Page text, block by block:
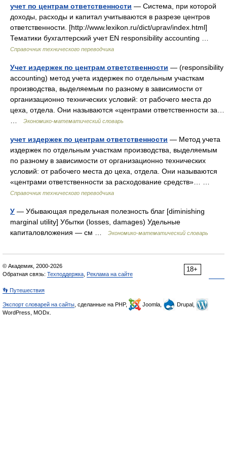
учет по центрам ответственности — Система, при которой
доходы, расходы и капитал учитываются в разрезе центров
ответственности. [http://www.lexikon.ru/dict/uprav/index.html]
Тематики бухгалтерский учет EN responsibility accounting …
Справочник технического переводчика
Учет издержек по центрам ответственности — (responsibility
accounting) метод учета издержек по отдельным участкам
производства, выделяемым по разному в зависимости от
организационно технических условий: от рабочего места до
цеха, отдела. Они называются «центрами ответственности за…
Экономико-математический словарь
учет издержек по центрам ответственности — Метод учета
издержек по отдельным участкам производства, выделяемым
по разному в зависимости от организационно технических
условий: от рабочего места до цеха, отдела. Они называются
«центрами ответственности за расходование средств»… …
Справочник технического переводчика
У — Убывающая предельная полезность благ [diminishing
marginal utility] Убытки (losses, damages) Удельные
капиталовложения — см …
Экономико-математический словарь
18+
© Академик, 2000-2026
Обратная связь: Техподдержка Реклама на сайте
👣 Путешествия
Экспорт словарей на сайты , сделанные на PHP, Joomla,
Drupal,
WordPress, MODx.